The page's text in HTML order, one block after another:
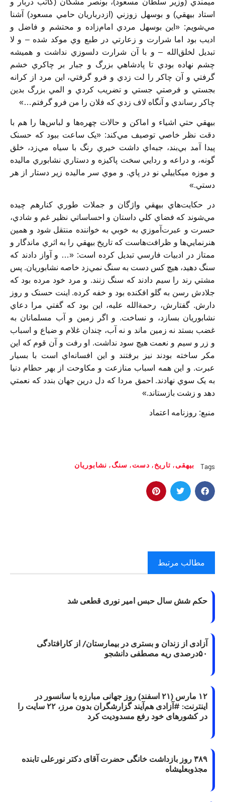
ميمندي (وزير سلطان مسعود)، بونصر مشكان (كاتب دربار و
استاد بيهقي) و بوسهل زوزني (ازدرباريان حامي مسعود) آشنا
مي‌شويم: «اين بوسهل مردي امام‌زاده و محتشم و فاضل و
اديب بود اما شرارت و زعارتي در طبع وي موكد شده – و لا
تبديل لخلق‌الله – و با آن شرارت دلسوزي نداشت و هميشه
چشم نهاده بودي تا پادشاهي بزرگ و جبار بر چاكري خشم
گرفتي و آن چاكر را لت زدي و فرو گرفتي، اين مرد از كرانه
بجستي و فرصتي جستي و تضريب كردي و المي بزرگ بدين
چاكر رساندي و آنگاه لاف زدي كه فلان را من فرو گرفتم…»
بيهقي حتي اشياء و اماكن و حالات چهره‌ها و لباس‌ها را هم با
دقت نظر خاصي توصيف مي‌كند: «يک ساعت ببود كه حسنک
پيدا آمد بي‌بند، جبه‌اي داشت خيري رنگ با سياه مي‌زد، خلق
گونه، و دراعه و ردايي سخت پاكيزه و دستاري نشابوري ماليده
و موزه ميكاييلي نو در پاي. و موي سر ماليده زير دستار از هر
دستي.»
در حكايت‌هاي بيهقي واژگان و جملات طوري كنارهم چيده
مي‌شوند كه فضاي كلي داستان و احساساتي نظير غم و شادي،
حسرت و عبرت‌آموزي به خوبي به خواننده منتقل شود و همين
هنرنمايي‌ها و ظرافت‌هاست كه تاريخ بيهقي را به اثري ماندگار و
ممتاز در ادبيات فارسي تبديل كرده است: «… و آواز دادند كه
سنگ دهيد، هيچ كس دست به سنگ نمي‌زد خاصه نشابوريان. پس
مشتي رند را سيم دادند كه سنگ زنند. و مرد خود مرده بود كه
جلادش رسن به گلو افكنده بود و خفه كرده. اينت حسنک و روز
دارش. گفتارش، رحمةالله عليه، اين بود كه گفتي مرا دعاي
نشابوريان بسازد، و نساخت. و اگر زمين و آب مسلمانان به
غضب بستد نه زمين ماند و نه آب، چندان غلام و ضياع و اسباب
و زر و سيم و نعمت هيچ سود نداشت. او رفت و آن قوم كه اين
مكر ساخته بودند نيز برفتند و اين افسانه‌اي است با بسيار
عبرت. و اين همه اسباب منازعت و مكاوحت از بهر حطام دنيا
به يک سوي نهادند. احمق مردا كه دل درين جهان بندد كه نعمتي
دهد و زشت بازستاند.»
منبع: روزنامه اعتماد
Tags بيهقی, تاريخ, دست, سنگ, نشابوريان
مطالب مرتبط
حکم شش سال حبس امیر نوری قطعی شد
آزادی از زندان و بستری در بیمارستان/ از کارافتادگی
۵۰درصدی ریه مصطفی دانشجو
۱۲ مارس (۲۱ اسفند) روز جهانی مبارزه با سانسور در
اینترنت: #آزادی هم‌آیند گزارشگران‌ بدون مرز، ۲۲ سایت را
در کشورهای خود رفع مسدودیت کرد
۳۸۹ روز بازداشت خانگی حضرت آقای دکتر نورعلی تابنده
مجذوبعلیشاه